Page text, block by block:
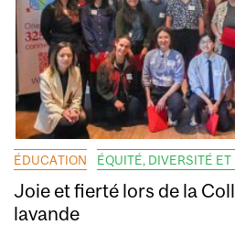
ÉDUCATION ÉQUITÉ, DIVERSITÉ
Joie et fierté lors de la
lavande